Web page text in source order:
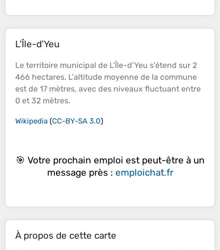
L'Île-d'Yeu
Le territoire municipal de L’Île-d’Yeu s’étend sur 2
466 hectares. L’altitude moyenne de la commune
est de 17 mètres, avec des niveaux fluctuant entre
0 et 32 mètres.
Wikipedia (CC-BY-SA 3.0)
🎯 Votre prochain emploi est peut-être à un
message près : emploichat.fr
À propos de cette carte